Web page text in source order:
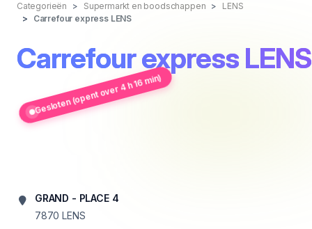
Categorieën Supermarkt en boodschappen
LENS
Carrefour express LENS
Carrefour express LENS
Gesloten (opent over 4 h 16 min)
GRAND - PLACE 4
7870 LENS